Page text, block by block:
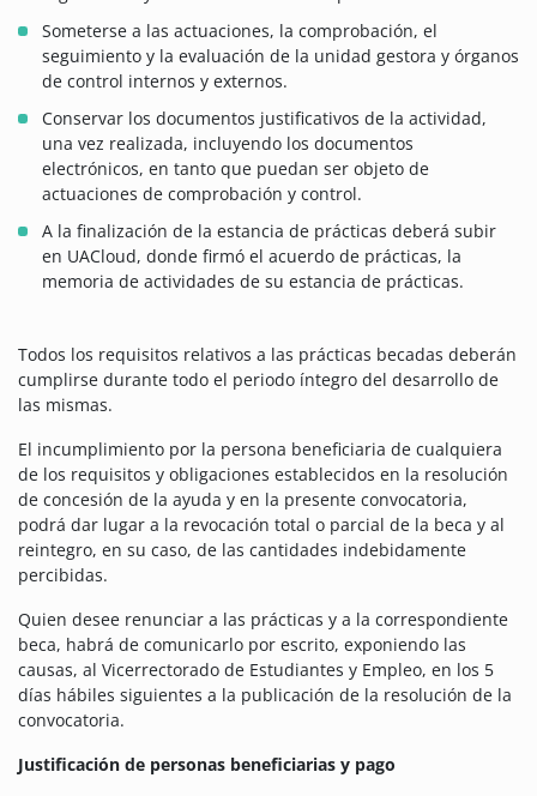
Someterse a las actuaciones, la comprobación, el
seguimiento y la evaluación de la unidad gestora y órganos
de control internos y externos.
Conservar los documentos justificativos de la actividad,
una vez realizada, incluyendo los documentos
electrónicos, en tanto que puedan ser objeto de
actuaciones de comprobación y control.
A la finalización de la estancia de prácticas deberá subir
en UACloud, donde firmó el acuerdo de prácticas, la
memoria de actividades de su estancia de prácticas.
Todos los requisitos relativos a las prácticas becadas deberán
cumplirse durante todo el periodo íntegro del desarrollo de
las mismas.
El incumplimiento por la persona beneficiaria de cualquiera
de los requisitos y obligaciones establecidos en la resolución
de concesión de la ayuda y en la presente convocatoria,
podrá dar lugar a la revocación total o parcial de la beca y al
reintegro, en su caso, de las cantidades indebidamente
percibidas.
Quien desee renunciar a las prácticas y a la correspondiente
beca, habrá de comunicarlo por escrito, exponiendo las
causas, al Vicerrectorado de Estudiantes y Empleo, en los 5
días hábiles siguientes a la publicación de la resolución de la
convocatoria.
Justificación de personas beneficiarias y pago